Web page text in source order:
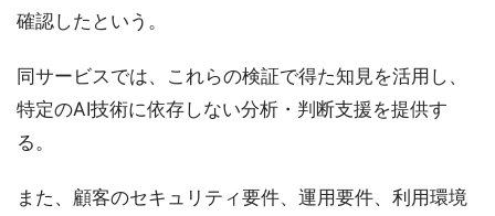
確認したという。
同サービスでは、これらの検証で得た知見を活用し、
特定のAI技術に依存しない分析・判断支援を提供す
る。
また、顧客のセキュリティ要件、運用要件、利用環境